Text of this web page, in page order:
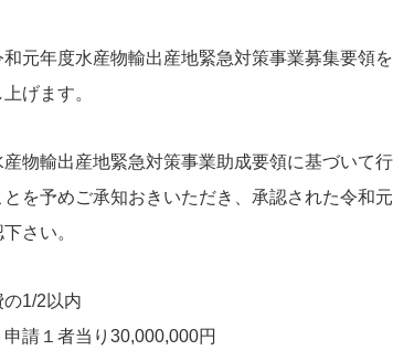
元年度水産物輸出産地緊急対策事業募集要領
げます。
物輸出産地緊急対策事業助成要領に基づいて
を予めご承知おきいただき、承認された令和
さい。
1/2以内
請１者当り30,000,000円